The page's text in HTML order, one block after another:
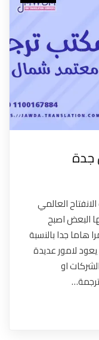
العالمي
البعض اصبح
جدا بالنسبة
لامور عديدة
او